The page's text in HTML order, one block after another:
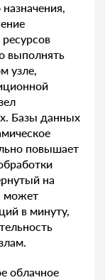
выполнять
узле,
Базы данных
повышает
на
может
в минуту,
облачное